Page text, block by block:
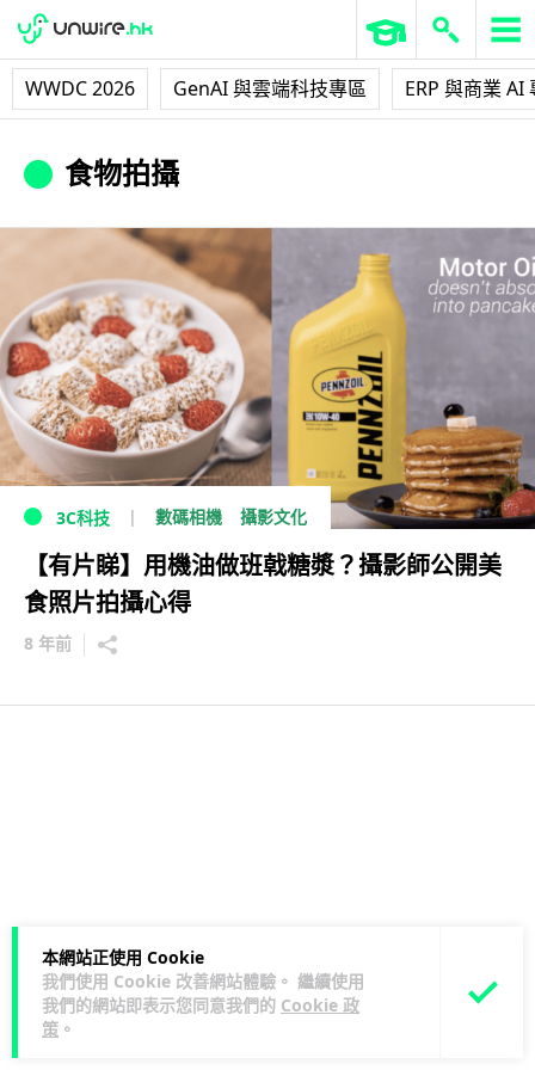
WWDC 2026 GenAI 與雲端科技專區 ERP 與商業 AI
本網站正使用 Cookie
我們使用 Cookie 改善網站體驗。 繼續使用
我們的網站即表示您同意我們的 Cookie 政
策 。
食物拍攝
3C科技 數碼相機 攝影文化
【有片睇】用機油做班戟糖漿？攝影師公開美
食照片拍攝心得
8 年前